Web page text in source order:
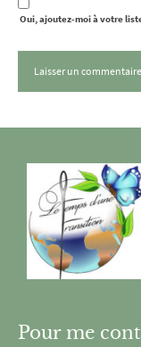
Oui, ajoutez-moi à votre
Pour me